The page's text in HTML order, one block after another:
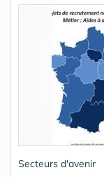
Secteurs d'avenir